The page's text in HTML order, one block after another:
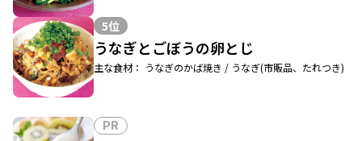
5位
うなぎとごぼうの卵とじ
主な食材： うなぎのかば焼き / うなぎ(市販品、たれつき)
PR